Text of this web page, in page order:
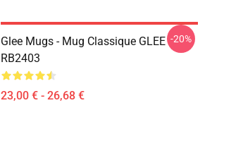
Glee Mugs - Mug Classique GLEE
RB2403
23,00 € - 26,68 €
-20%